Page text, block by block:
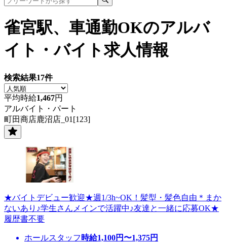
雀宮駅、車通勤OKのアルバ
イト・バイト求人情報
検索結果17件
平均時給1,467円
アルバイト・パート
町田商店鹿沼店_01[123]
★バイトデビュー歓迎★週1/3h~OK！髪型・髪色自由＊まか
ないあり♪学生さんメインで活躍中♪友達と一緒に応募OK★
履歴書不要
ホールスタッフ 時給1,100円〜1,375円